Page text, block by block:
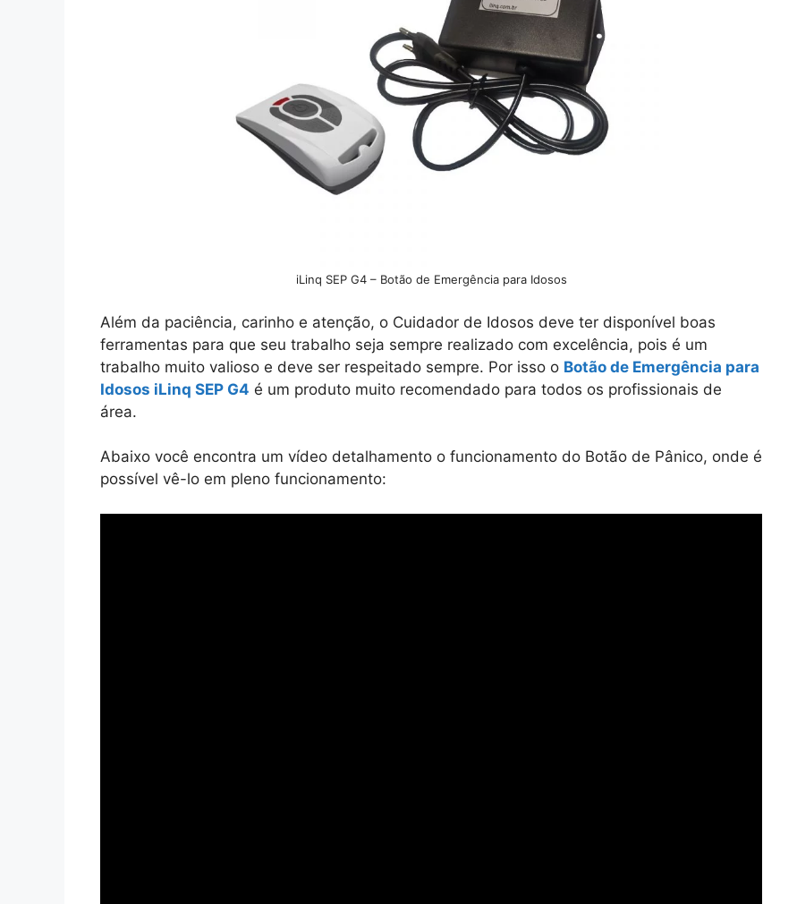
iLinq SEP G4 – Botão de Emergência para Idosos
Além da paciência, carinho e atenção, o Cuidador de Idosos deve ter disponível boas
ferramentas para que seu trabalho seja sempre realizado com excelência, pois é um
trabalho muito valioso e deve ser respeitado sempre. Por isso o Botão de Emergência para
Idosos iLinq SEP G4 é um produto muito recomendado para todos os profissionais de
área.
Abaixo você encontra um vídeo detalhamento o funcionamento do Botão de Pânico, onde é
possível vê-lo em pleno funcionamento: